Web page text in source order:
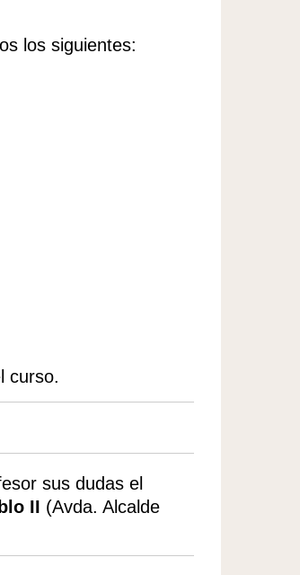
los siguientes:
curso.
sus dudas el
II (Avda. Alcalde